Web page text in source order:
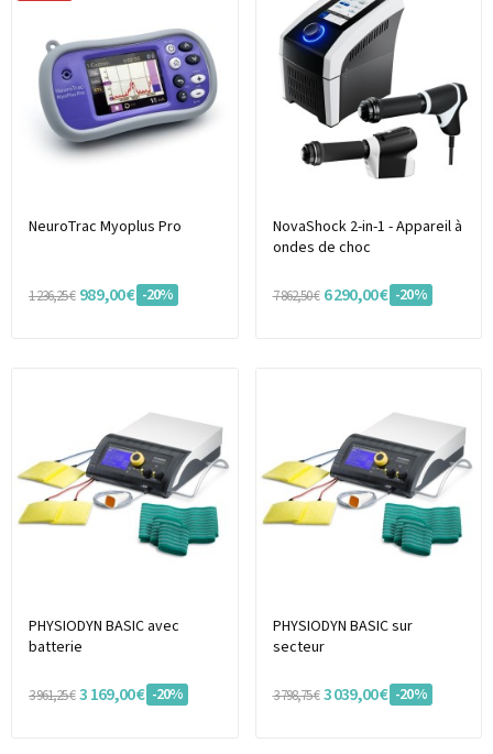
NeuroTrac Myoplus Pro
1 236,25 € 989,00 € -20%
NovaShock 2-in-1 - Appareil à
ondes de choc
7 862,50 € 6 290,00 € -20%
PHYSIODYN BASIC avec
batterie
3 961,25 €3 169,00 € -20%
PHYSIODYN BASIC sur
secteur
3 798,75 € 3 039,00 € -20%